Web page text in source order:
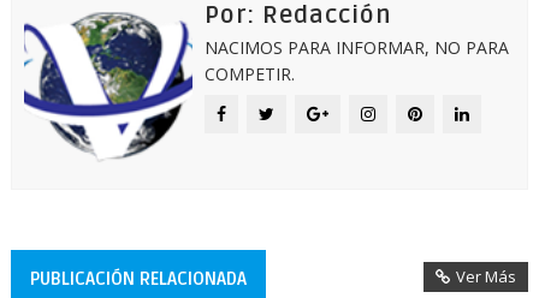
Por: Redacción
NACIMOS PARA INFORMAR, NO PARA
COMPETIR.
PUBLICACIÓN RELACIONADA Ver Más